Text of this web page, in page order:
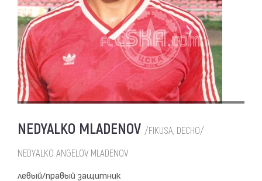
NEDYALKO MLADENOV /FIKUSA, DECHO/
NEDYALKO ANGELOV MLADENOV
левый/правый защитник